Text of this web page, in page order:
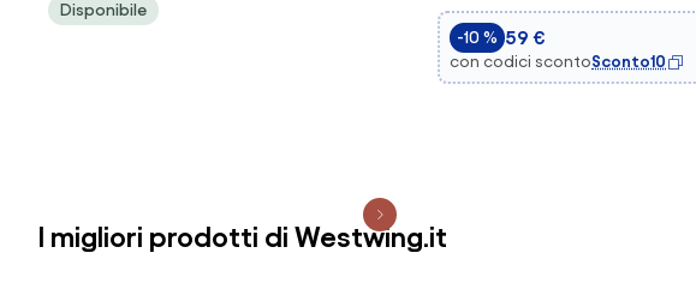
Disponibile
-10 % 59 €
con codici scontoSconto10
I migliori prodotti di Westwing.it